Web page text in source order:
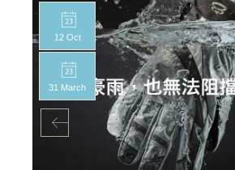
12 Oct
31 March